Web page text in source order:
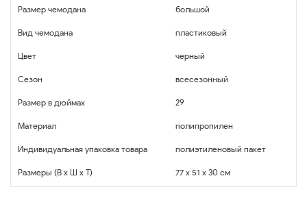
Размер чемодана большой
Вид чемодана пластиковый
Цвет черный
Сезон всесезонный
Размер в дюймах 29
Материал полипропилен
Индивидуальная упаковка товара полиэтиленовый пакет
Размеры (В x Ш x Т) 77 x 51 x 30 см